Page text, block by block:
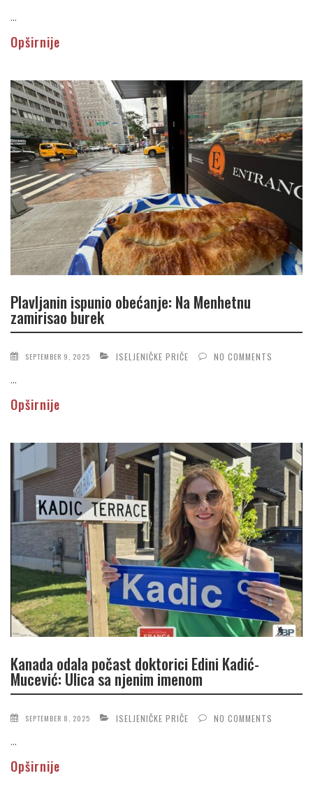
...
Opširnije
Plavljanin ispunio obećanje: Na Menhetnu
zamirisao burek
SEPTEMBER 9, 2025 ISELJENIČKE PRIČE NO COMMENTS
...
Opširnije
Kanada odala počast doktorici Edini Kadić-
Mucević: Ulica sa njenim imenom
SEPTEMBER 8, 2025 ISELJENIČKE PRIČE NO COMMENTS
...
Opširnije